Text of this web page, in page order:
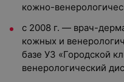
кожно-
с 2008 г. — врач-
кожных и
базе УЗ «Городской
венерологический